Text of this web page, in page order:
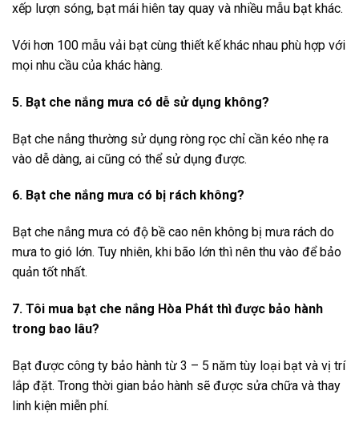
xếp lượn sóng, bạt mái hiên tay quay và nhiều mẫu bạt khác.
Với hơn 100 mẫu vải bạt cùng thiết kế khác nhau phù hợp với
mọi nhu cầu của khác hàng.
5. Bạt che nắng mưa có dễ sử dụng không?
Bạt che nắng thường sử dụng ròng rọc chỉ cần kéo nhẹ ra
vào dễ dàng, ai cũng có thể sử dụng được.
6. Bạt che nắng mưa có bị rách không?
Bạt che nắng mưa có độ bề cao nên không bị mưa rách do
mưa to gió lớn. Tuy nhiên, khi bão lớn thì nên thu vào để bảo
quản tốt nhất.
7. Tôi mua bạt che nắng Hòa Phát thì được bảo hành
trong bao lâu?
Bạt được công ty bảo hành từ 3 – 5 năm tùy loại bạt và vị trí
lắp đặt. Trong thời gian bảo hành sẽ được sửa chữa và thay
linh kiện miễn phí.